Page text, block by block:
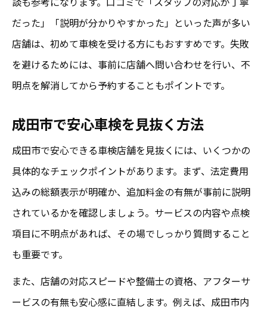
だった」「説明が分かりやすかった」といった声が多い
店舗は、初めて車検を受ける方にもおすすめです。失敗
を避けるためには、事前に店舗へ問い合わせを行い、不
明点を解消してから予約することもポイントです。
成田市で安心車検を見抜く方法
成田市で安心できる車検店舗を見抜くには、いくつかの
具体的なチェックポイントがあります。まず、法定費用
込みの総額表示が明確か、追加料金の有無が事前に説明
されているかを確認しましょう。サービスの内容や点検
項目に不明点があれば、その場でしっかり質問すること
も重要です。
また、店舗の対応スピードや整備士の資格、アフターサ
ービスの有無も安心感に直結します。例えば、成田市内